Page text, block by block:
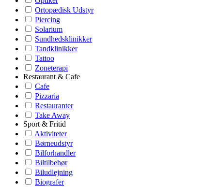
Ortopædisk Udstyr
Piercing
Solarium
Sundhedsklinikker
Tandklinikker
Tattoo
Zoneterapi
Restaurant & Cafe
Cafe
Pizzaria
Restauranter
Take Away
Sport & Fritid
Aktiviteter
Børneudstyr
Bilforhandler
Biltilbehør
Biludlejning
Biografer